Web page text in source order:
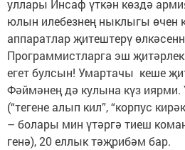
уллары Инсаф үткән көздә
юлын илебезнең ныклыгы өчен
аппаратлар җитештерү
Программистларга эш
егет булсын! Умартачы кеше
Фәймәнең дә кулына күз
(“тегене алып кил”, “корпус
– болары мин үтәргә тиеш
генә), 20 еллык тәҗрибәм бар.